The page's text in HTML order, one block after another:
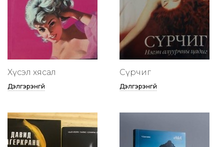
Хүсэл хясал
Дэлгэрэнгүй
Сүрчиг
Дэлгэрэнгүй